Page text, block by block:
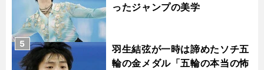
ったジャンプの美学
羽生結弦が一時は諦めたソチ五
輪の金メダル「五輪の本当の怖
5